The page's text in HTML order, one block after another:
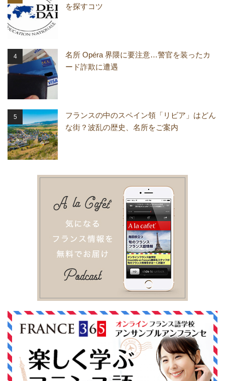
を探すコツ
名所 Opéra 界隈に要注意…警官を装ったカ
ード詐欺に遭遇
フランスの中のスペイン領「リビア」はどん
な街？波乱の歴史、名所をご案内